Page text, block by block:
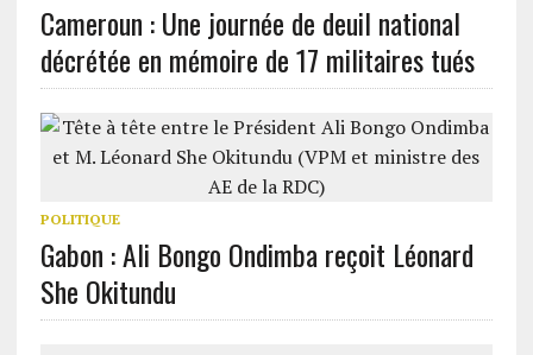
Cameroun : Une journée de deuil national
décrétée en mémoire de 17 militaires tués
POLITIQUE
Gabon : Ali Bongo Ondimba reçoit Léonard
She Okitundu